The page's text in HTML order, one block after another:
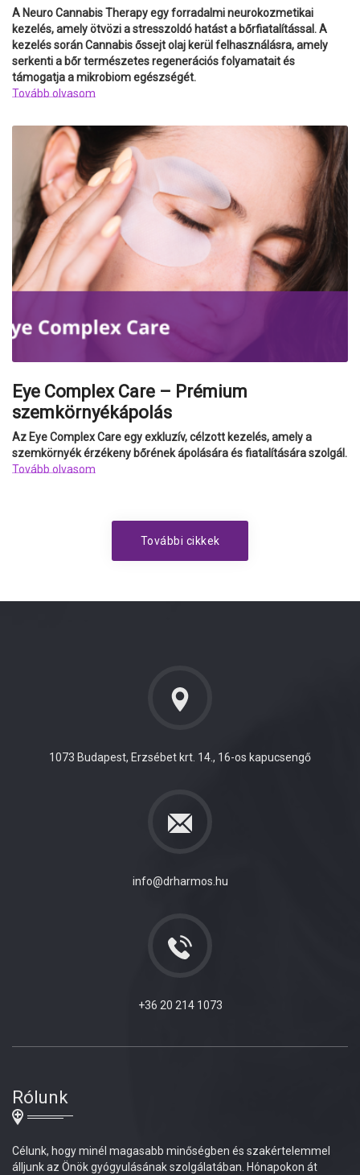
A Neuro Cannabis Therapy egy forradalmi neurokozmetikai
kezelés, amely ötvözi a stresszoldó hatást a bőrfiatalítással. A
kezelés során Cannabis őssejt olaj kerül felhasználásra, amely
serkenti a bőr természetes regenerációs folyamatait és
támogatja a mikrobiom egészségét.
Tovább olvasom
Eye Complex Care – Prémium
szemkörnyékápolás
Az Eye Complex Care egy exkluzív, célzott kezelés, amely a
szemkörnyék érzékeny bőrének ápolására és fiatalítására szolgál.
Tovább olvasom
További cikkek
1073 Budapest, Erzsébet krt. 14., 16-os kapucsengő
info@drharmos.hu
+36 20 214 1073
Rólunk
Célunk, hogy minél magasabb minőségben és szakértelemmel
álljunk az Önök gyógyulásának szolgálatában. Hónapokon át